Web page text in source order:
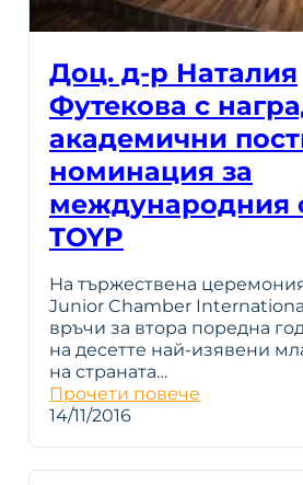
Доц. д-р Наталия
Футекова с
академични
номинация за
международния
TOYP
На тържествена
Junior Chamber
връчи за втора поредна
на десетте най-изявени
на страната…
Прочети повече
14/11/2016